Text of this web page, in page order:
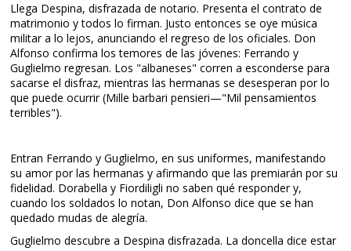
Llega Despina, disfrazada de notario. Presenta el contrato de
matrimonio y todos lo firman. Justo entonces se oye música
militar a lo lejos, anunciando el regreso de los oficiales. Don
Alfonso confirma los temores de las jóvenes: Ferrando y
Guglielmo regresan. Los "albaneses" corren a esconderse para
sacarse el disfraz, mientras las hermanas se desesperan por lo
que puede ocurrir (Mille barbari pensieri—"Mil pensamientos
terribles").
Entran Ferrando y Guglielmo, en sus uniformes, manifestando
su amor por las hermanas y afirmando que las premiarán por su
fidelidad. Dorabella y Fiordiligli no saben qué responder y,
cuando los soldados lo notan, Don Alfonso dice que se han
quedado mudas de alegría.
Guglielmo descubre a Despina disfrazada. La doncella dice estar